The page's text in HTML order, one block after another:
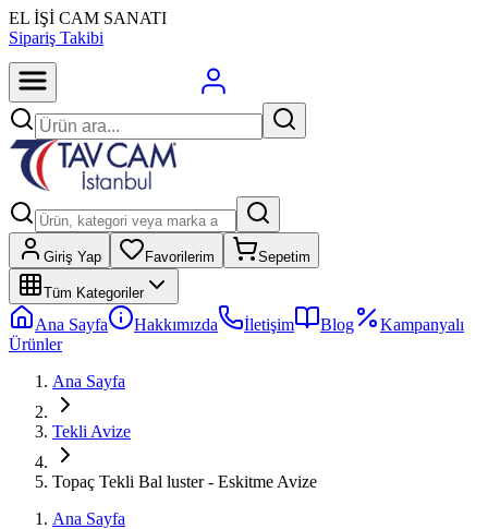
EL İŞİ CAM SANATI
Sipariş Takibi
Giriş Yap Favorilerim Sepetim
Tüm Kategoriler
Ana Sayfa Hakkımızda İletişim Blog
Kampanyalı
Ürünler
Ana Sayfa
Tekli Avize
Topaç Tekli Bal luster - Eskitme Avize
Ana Sayfa